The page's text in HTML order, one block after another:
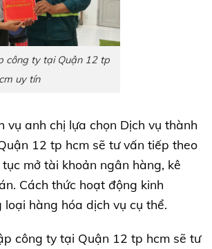
công ty tại Quận 12 tp
uy tín
vụ anh chị lựa chọn Dịch vụ thành
12 tp hcm sẽ tư vấn tiếp theo
mở tài khoản ngân hàng, kê
Cách thức hoạt động kinh
hàng hóa dịch vụ cụ thể.
công ty tại Quận 12 tp hcm sẽ tư